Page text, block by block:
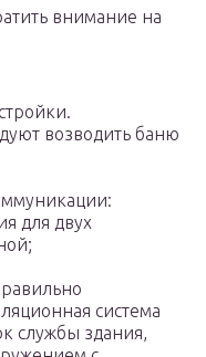
внимание на
возводить баню
для двух
система
службы здания,